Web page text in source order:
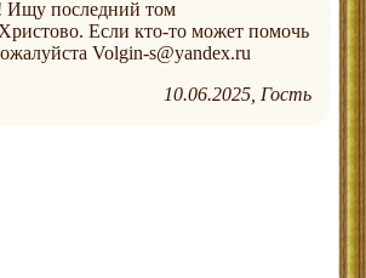
Ищу последний том
Если кто-то может помочь
Volgin-s@yandex.ru
10.06.2025 Гость